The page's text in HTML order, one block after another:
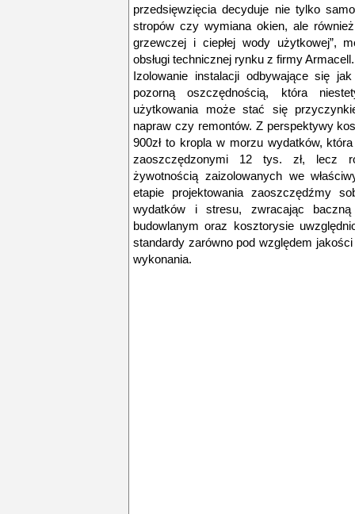
przedsięwzięcia decyduje nie tylko
stropów czy wymiana okien, ale
grzewczej i ciepłej wody użytkowej”,
obsługi technicznej rynku z firmy Armacell.
Izolowanie instalacji odbywające się
pozorną oszczędnością, która
użytkowania może stać się
napraw czy remontów. Z perspektywy
900zł to kropla w morzu wydatków,
zaoszczędzonymi 12 tys. zł, lecz
żywotnością zaizolowanych we
etapie projektowania zaoszczędźmy
wydatków i stresu, zwracając
budowlanym oraz kosztorysie
standardy zarówno pod względem
wykonania.